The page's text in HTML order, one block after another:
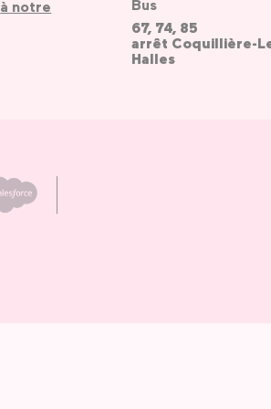
à notre
Bus
67, 74, 85
arrêt Coquillière-
Halles